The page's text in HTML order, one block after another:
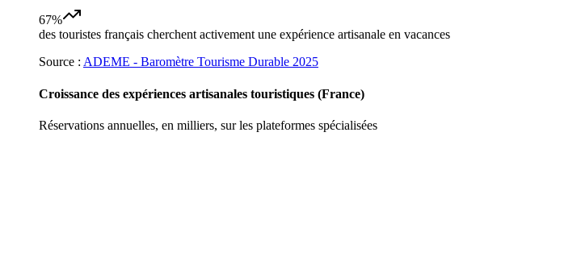
67%
des touristes français cherchent activement une expérience artisanale en vacances
Source : ADEME - Baromètre Tourisme Durable 2025
Croissance des expériences artisanales touristiques (France)
Réservations annuelles, en milliers, sur les plateformes spécialisées